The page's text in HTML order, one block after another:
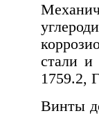
стали
1759.2,
Винты